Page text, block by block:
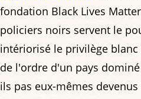
fondation Black Lives
policiers noirs servent le
intériorisé le privilège
de l'ordre d'un pays
ils pas eux-mêmes